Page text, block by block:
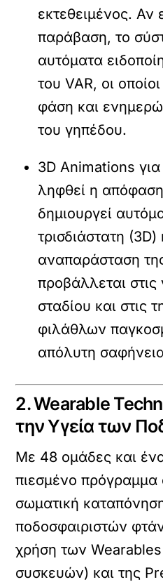
εκτεθειμένος. Αν
παράβαση, το
αυτόματα
του VAR, οι
φάση και
του γηπέδου.
3D Animations για
ληφθεί η
δημιουργεί
τρισδιάστατη
αναπαράσταση
προβάλλεται
σταδίου και στις
φιλάθλων
απόλυτη
2. Wearable
την Υγεία των
Με 48 ομάδες και
πιεσμένο
σωματική
ποδοσφαιριστών
χρήση των
συσκευών) και της